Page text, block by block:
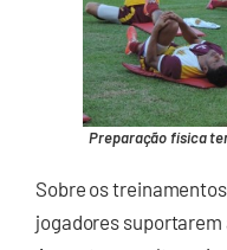
Preparação física
Sobre os
jogadores suportarem